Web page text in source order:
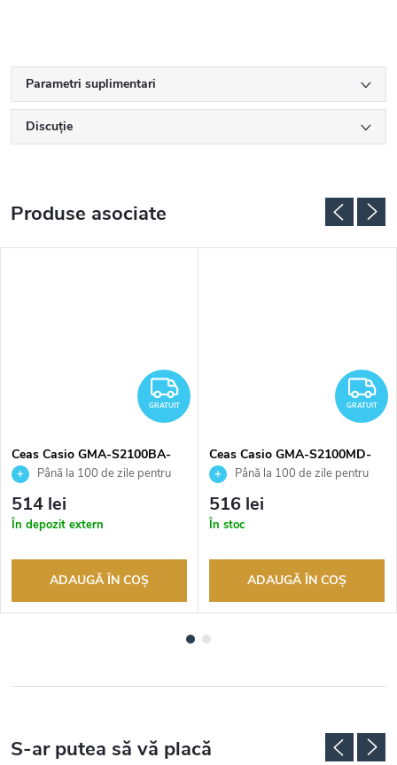
Parametri suplimentari
Discuţie
Produse asociate
GRATUIT
GRATUIT
Ceas Casio GMA-S2100BA-
2A2ERPână la 100 de zile pentru
returnarea bunurilor. Vânzător
autorizat
514 lei
În depozit extern
ADAUGĂ ÎN COŞ
GRATUIT
Ceas Casio GMA-S2100MD-
7AERPână la 100 de zile pentru
returnarea bunurilor. Vânzător
autorizat
516 lei
În stoc
ADAUGĂ ÎN COŞ